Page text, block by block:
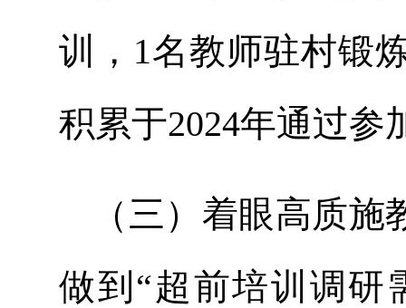
训，1名教师驻村锻
积累于2024年通过
（三）着眼高质
做到“超前培训调研